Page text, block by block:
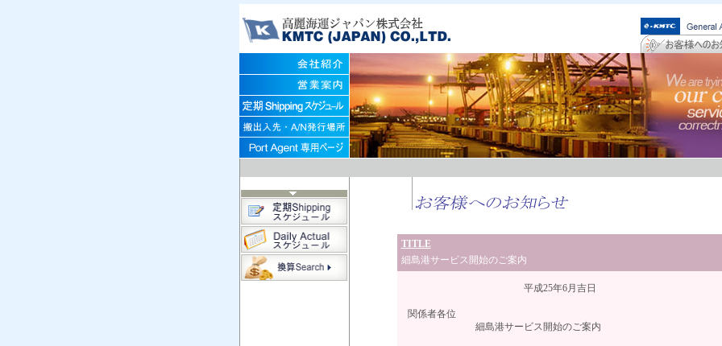
TITLE
細島港サービス開始のご案内
平成25年6月吉日
関係者各位
細島港サービス開始のご案内